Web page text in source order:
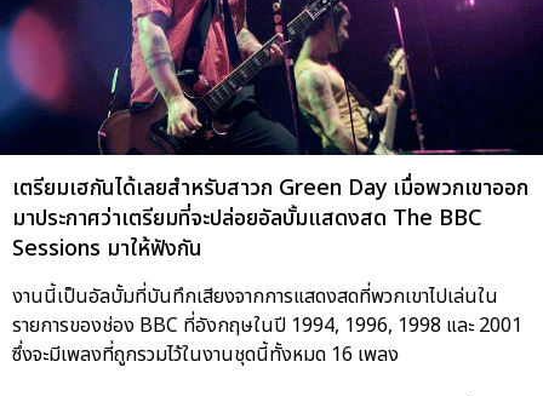
เตรียมเฮกันได้เลยสำหรับสาวก Green Day เมื่อพวกเขาออก
มาประกาศว่าเตรียมที่จะปล่อยอัลบั้มแสดงสด The BBC
Sessions มาให้ฟังกัน
งานนี้เป็นอัลบั้มที่บันทึกเสียงจากการแสดงสดที่พวกเขาไปเล่นใน
รายการของช่อง BBC ที่อังกฤษในปี 1994, 1996, 1998 และ 2001
ซึ่งจะมีเพลงที่ถูกรวมไว้ในงานชุดนี้ทั้งหมด 16 เพลง